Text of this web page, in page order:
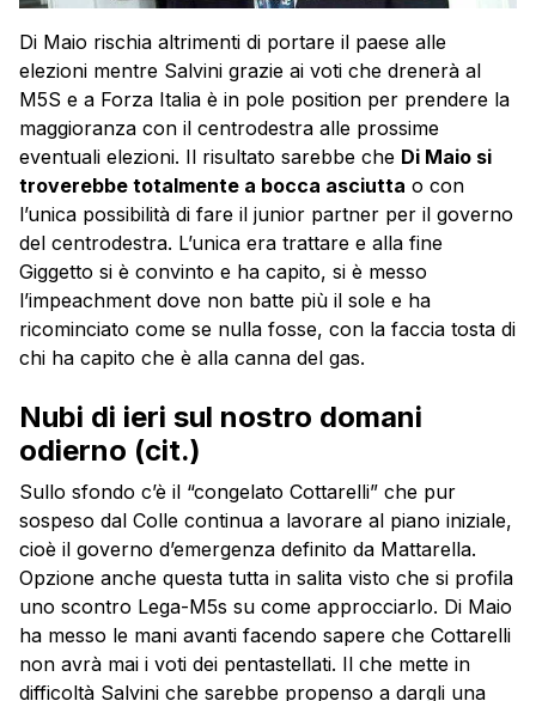
Di Maio rischia altrimenti di portare il paese alle
elezioni mentre Salvini grazie ai voti che drenerà al
M5S e a Forza Italia è in pole position per prendere la
maggioranza con il centrodestra alle prossime
eventuali elezioni. Il risultato sarebbe che Di Maio si
troverebbe totalmente a bocca asciutta o con
l’unica possibilità di fare il junior partner per il governo
del centrodestra. L’unica era trattare e alla fine
Giggetto si è convinto e ha capito, si è messo
l’impeachment dove non batte più il sole e ha
ricominciato come se nulla fosse, con la faccia tosta di
chi ha capito che è alla canna del gas.
Nubi di ieri sul nostro domani
odierno (cit.)
Sullo sfondo c’è il “congelato Cottarelli” che pur
sospeso dal Colle continua a lavorare al piano iniziale,
cioè il governo d’emergenza definito da Mattarella.
Opzione anche questa tutta in salita visto che si profila
uno scontro Lega-M5s su come approcciarlo. Di Maio
ha messo le mani avanti facendo sapere che Cottarelli
non avrà mai i voti dei pentastellati. Il che mette in
difficoltà Salvini che sarebbe propenso a dargli una